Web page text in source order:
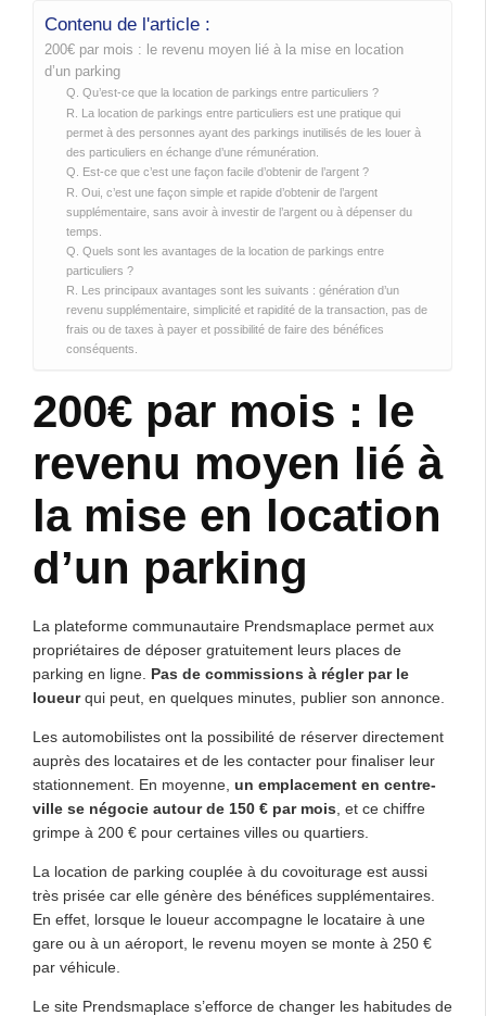
Contenu de l'article :
200€ par mois : le revenu moyen lié à la mise en location
d’un parking
Q. Qu’est-ce que la location de parkings entre particuliers ?
R. La location de parkings entre particuliers est une pratique qui
permet à des personnes ayant des parkings inutilisés de les louer à
des particuliers en échange d’une rémunération.
Q. Est-ce que c’est une façon facile d’obtenir de l’argent ?
R. Oui, c’est une façon simple et rapide d’obtenir de l’argent
supplémentaire, sans avoir à investir de l’argent ou à dépenser du
temps.
Q. Quels sont les avantages de la location de parkings entre
particuliers ?
R. Les principaux avantages sont les suivants : génération d’un
revenu supplémentaire, simplicité et rapidité de la transaction, pas de
frais ou de taxes à payer et possibilité de faire des bénéfices
conséquents.
200€ par mois : le
revenu moyen lié à
la mise en location
d’un parking
La plateforme communautaire Prendsmaplace permet aux
propriétaires de déposer gratuitement leurs places de
parking en ligne. Pas de commissions à régler par le
loueurqui peut, en quelques minutes, publier son annonce.
Les automobilistes ont la possibilité de réserver directement
auprès des locataires et de les contacter pour finaliser leur
stationnement. En moyenne, un emplacement en centre-
ville se négocie autour de 150 € par mois , et ce chiffre
grimpe à 200 € pour certaines villes ou quartiers.
La location de parking couplée à du covoiturage est aussi
très prisée car elle génère des bénéfices supplémentaires.
En effet, lorsque le loueur accompagne le locataire à une
gare ou à un aéroport, le revenu moyen se monte à 250 €
par véhicule.
Le site Prendsmaplace s’efforce de changer les habitudes de